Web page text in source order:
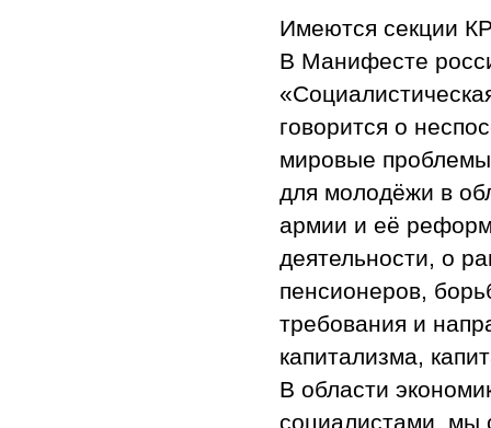
Имеются секции
В Манифесте
говорится о
мировые
для молодёжи в
армии и её
деятельности, о
пенсионеров,
требования и
капитализма,
В области
социалистами, мы